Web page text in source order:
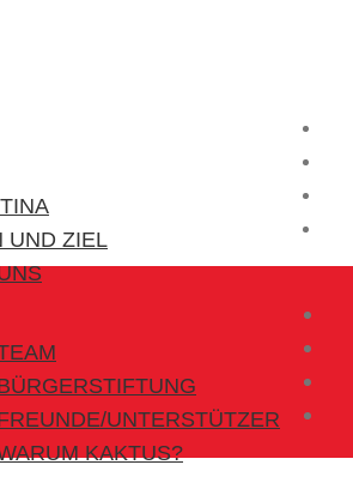
UND ZIEL
UNTERSTÜTZER
KAKTUS?